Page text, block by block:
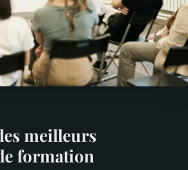
meilleurs
formation